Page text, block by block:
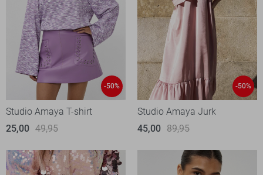
-50%
Studio Amaya T-shirt
25,00 49,95
-50%
Studio Amaya Jurk
45,00 89,95